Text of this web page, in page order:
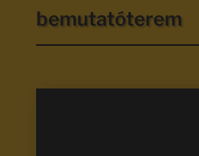
bemutatóterem